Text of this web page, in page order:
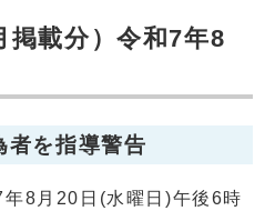
掲載分）令和7年8
者を指導警告
8月20日(水曜日)午後6時